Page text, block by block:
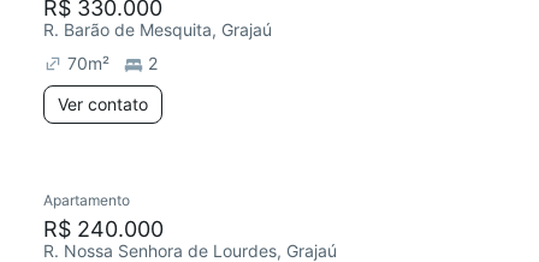
R$ 330.000
R. Barão de Mesquita, Grajaú
70m²
2
Ver contato
Redecorar
Apartamento
R$ 240.000
R. Nossa Senhora de Lourdes, Grajaú